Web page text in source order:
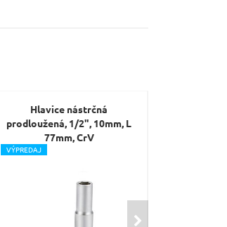
Hlavice nástrčná
prodloužená, 1/2", 10mm, L
77mm, CrV
VÝPREDAJ